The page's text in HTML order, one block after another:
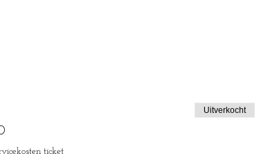
ticket
Uitverkocht